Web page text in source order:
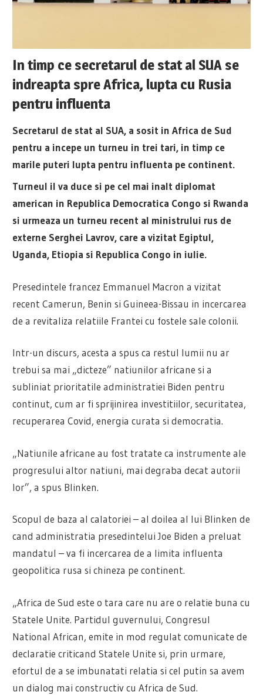
In timp ce secretarul de stat al SUA se
indreapta spre Africa, lupta cu Rusia
pentru influenta
Secretarul de stat al SUA, a sosit in Africa de Sud
pentru a incepe un turneu in trei tari, in timp ce
marile puteri lupta pentru influenta pe continent.
Turneul il va duce si pe cel mai inalt diplomat
american in Republica Democratica Congo si Rwanda
si urmeaza un turneu recent al ministrului rus de
externe Serghei Lavrov, care a vizitat Egiptul,
Uganda, Etiopia si Republica Congo in iulie.
Presedintele francez Emmanuel Macron a vizitat
recent Camerun, Benin si Guineea-Bissau in incercarea
de a revitaliza relatiile Frantei cu fostele sale colonii.
Intr-un discurs, acesta a spus ca restul lumii nu ar
trebui sa mai „dicteze” natiunilor africane si a
subliniat prioritatile administratiei Biden pentru
continut, cum ar fi sprijinirea investitiilor, securitatea,
recuperarea Covid, energia curata si democratia.
„Natiunile africane au fost tratate ca instrumente ale
progresului altor natiuni, mai degraba decat autorii
lor”, a spus Blinken.
Scopul de baza al calatoriei – al doilea al lui Blinken de
cand administratia presedintelui Joe Biden a preluat
mandatul – va fi incercarea de a limita influenta
geopolitica rusa si chineza pe continent.
„Africa de Sud este o tara care nu are o relatie buna cu
Statele Unite. Partidul guvernului, Congresul
National African, emite in mod regulat comunicate de
declaratie criticand Statele Unite si, prin urmare,
efortul de a se imbunatati relatia si cel putin sa avem
un dialog mai constructiv cu Africa de Sud.